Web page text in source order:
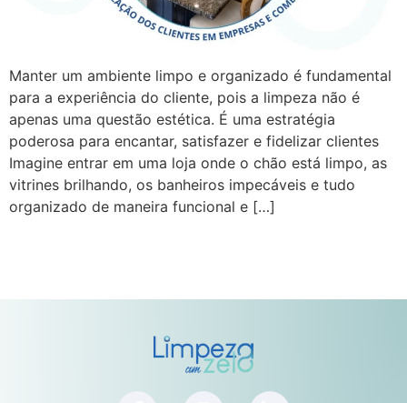
Manter um ambiente limpo e organizado é fundamental
para a experiência do cliente, pois a limpeza não é
apenas uma questão estética. É uma estratégia
poderosa para encantar, satisfazer e fidelizar clientes
Imagine entrar em uma loja onde o chão está limpo, as
vitrines brilhando, os banheiros impecáveis e tudo
organizado de maneira funcional e […]